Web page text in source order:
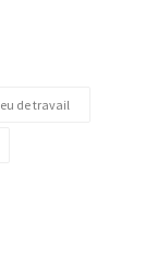
de travail